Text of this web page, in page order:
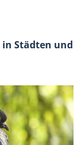
Städten und